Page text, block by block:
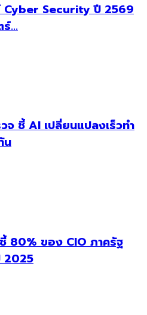
Cyber Security ปี 2569
...
ชี้ AI เปลี่ยนแปลงเร็วทำ
น
80% ของ CIO ภาครัฐ
2025